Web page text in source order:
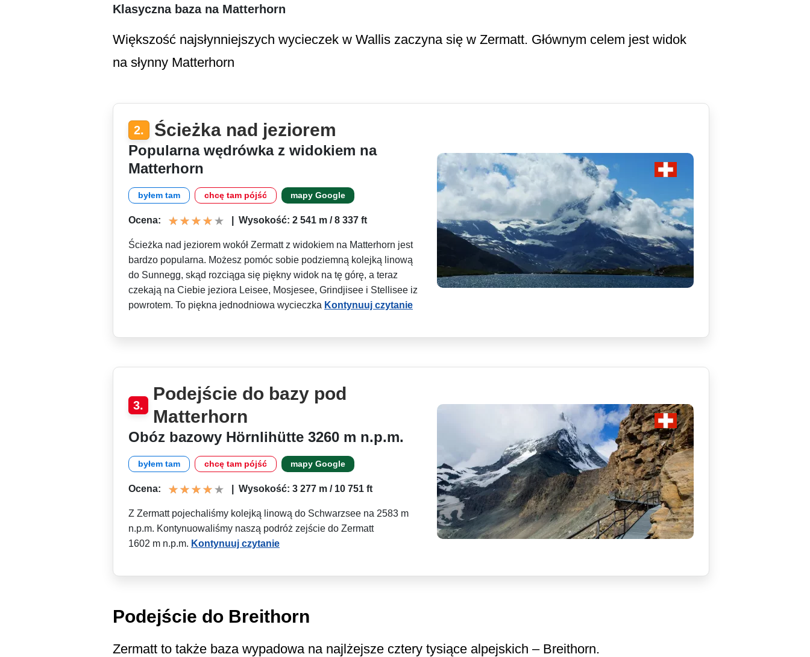
Klasyczna baza na Matterhorn
Większość najsłynniejszych wycieczek w Wallis zaczyna się w Zermatt. Głównym celem jest widok
na słynny Matterhorn
2. Ścieżka nad jeziorem
Popularna wędrówka z widokiem na
Matterhorn
byłem tam chcę tam pójść mapy Google
Ocena: Wysokość: 2 541 m / 8 337 ft
Ścieżka nad jeziorem wokół Zermatt z widokiem na Matterhorn jest
bardzo popularna. Możesz pomóc sobie podziemną kolejką linową
do Sunnegg, skąd rozciąga się piękny widok na tę górę, a teraz
czekają na Ciebie jeziora Leisee, Mosjesee, Grindjisee i Stellisee iz
powrotem. To piękna jednodniowa wycieczka Kontynuuj czytanie
3.
Podejście do bazy pod
Matterhorn
Obóz bazowy Hörnlihütte 3260 m n.p.m.
byłem tam chcę tam pójść mapy Google
Ocena: Wysokość: 3 277 m / 10 751 ft
Z Zermatt pojechaliśmy kolejką linową do Schwarzsee na 2583 m
n.p.m. Kontynuowaliśmy naszą podróż zejście do Zermatt
1602 m n.p.m. Kontynuuj czytanie
Podejście do Breithorn
Zermatt to także baza wypadowa na najlżejsze cztery tysiące alpejskich – Breithorn.